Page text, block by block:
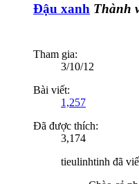
Đậu xanh Thành
Tham gia:
3/10/12
Bài viết:
1,257
Đã được thích:
3,174
tieulinhtinh đã